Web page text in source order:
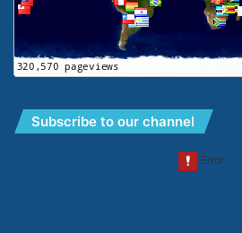
Subscribe to our channel